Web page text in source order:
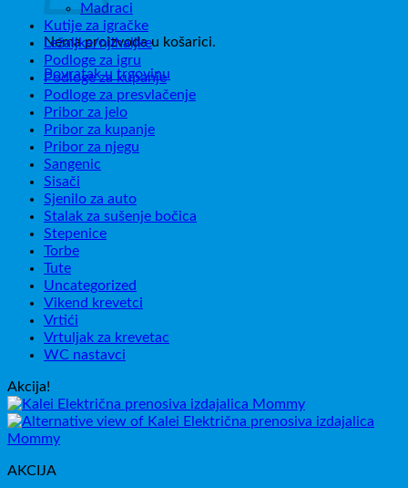
Nema proizvoda u košarici.
Povratak u trgovinu
Madraci
Kutije za igračke
Ležaljke/njihaljke
Podloge za igru
Podloge za kupanje
Podloge za presvlačenje
Pribor za jelo
Pribor za kupanje
Pribor za njegu
Sangenic
Sisači
Sjenilo za auto
Stalak za sušenje bočica
Stepenice
Torbe
Tute
Uncategorized
Vikend krevetci
Vrtići
Vrtuljak za krevetac
WC nastavci
Akcija!
AKCIJA